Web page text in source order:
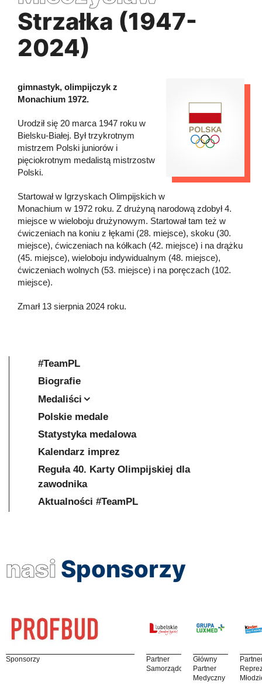
Strzałka (1947-
2024)
gimnastyk, olimpijczyk z
Monachium 1972.
Urodził się 20 marca 1947 roku w
Bielsku-Białej. Był trzykrotnym
mistrzem Polski juniorów i
pięciokrotnym medalistą mistrzostw
Polski.
Startował w Igrzyskach Olimpijskich w
Monachium w 1972 roku. Z drużyną narodową zdobył 4.
miejsce w wieloboju drużynowym. Startował tam też w
ćwiczeniach na koniu z łękami (28. miejsce), skoku (30.
miejsce), ćwiczeniach na kółkach (42. miejsce) i na drążku
(45. miejsce), wieloboju indywidualnym (48. miejsce),
ćwiczeniach wolnych (53. miejsce) i na poręczach (102.
miejsce).
Zmarł 13 sierpnia 2024 roku.
#TeamPL
Biografie
Medaliści
Polskie medale
Statystyka medalowa
Kalendarz imprez
Reguła 40. Karty Olimpijskiej dla
zawodnika
Aktualności #TeamPL
nasi Sponsorzy
Sponsorzy
Partner
Samorządowy
Główny
Partner
Medyczny